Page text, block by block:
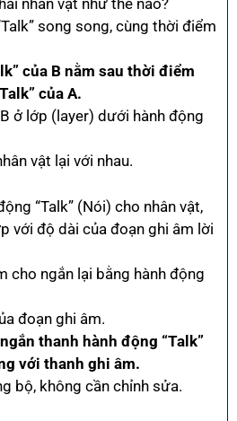
nhân vật như thế nào?
song song, cùng thời điểm
của B nằm sau thời điểm
của A.
ở lớp (layer) dưới hành động
vật lại với nhau.
“Talk” (Nói) cho nhân vật,
với độ dài của đoạn ghi âm lời
cho ngắn lại bằng hành động
đoạn ghi âm.
thanh hành động “Talk”
với thanh ghi âm.
bộ, không cần chỉnh sửa.